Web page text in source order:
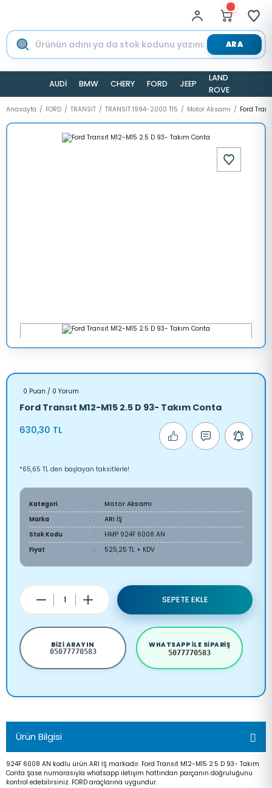
ARA
AUDİ BMW CHERY FORD JEEP
LAND
ROVER
Anasayfa FORD TRANSİT TRANSİT 1994-2000 T15 Motor Aksamı Ford
0 Puan / 0 Yorum
Ford Transıt M12-M15 2.5 D 93- Takım Conta
630,30 TL
*65,65 TL den başlayan taksitlerle!
Kategori
Motor Aksamı
Marka
ARI İŞ
Stok Kodu
HMP 924F 6008 AN
Fiyat
525,25 TL + KDV
SEPETE EKLE
BIZI ARAYIN
05077770583
WHATSAPP ILE SIPARIŞ
5077770583
Ürün Bilgisi
924F 6008 AN kodlu ürün ARI İŞ markadır. Ford Transıt M12-M15 2.5 D 93- Takım
Conta Şase numarasıyla whatsapp iletişim hattından parçanın doğruluğunu
kontrol edebilirsiniz. FORD araçlarına uygundur.